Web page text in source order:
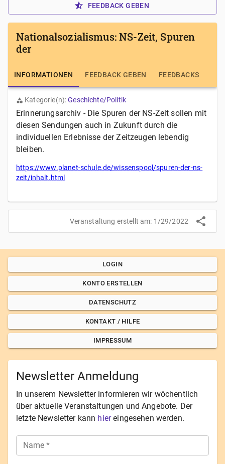
Nationalsozialismus: NS-Zeit, Spuren
der
INFORMATIONEN FEEDBACK GEBEN FEEDBACKS
Kategorie(n): Geschichte/Politik
Erinnerungsarchiv - Die Spuren der NS-Zeit sollen mit
diesen Sendungen auch in Zukunft durch die
individuellen Erlebnisse der Zeitzeugen lebendig
bleiben.
https://www.planet-schule.de/wissenspool/spuren-der-ns-
zeit/inhalt.html
FEEDBACK GEBEN
Veranstaltung erstellt am: 1/29/2022
LOGIN
KONTO ERSTELLEN
DATENSCHUTZ
KONTAKT / HILFE
IMPRESSUM
Newsletter Anmeldung
In unserem Newsletter informieren wir wöchentlich
über aktuelle Veranstaltungen und Angebote. Der
letzte Newsletter kann hier eingesehen werden.
Name *